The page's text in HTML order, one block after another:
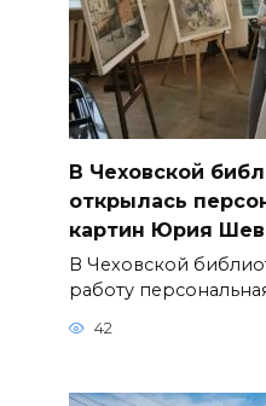
В Чеховской
открылась
картин Юрия
В Чеховской
работу
42